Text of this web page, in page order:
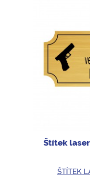
Štítek
ŠTÍTEK